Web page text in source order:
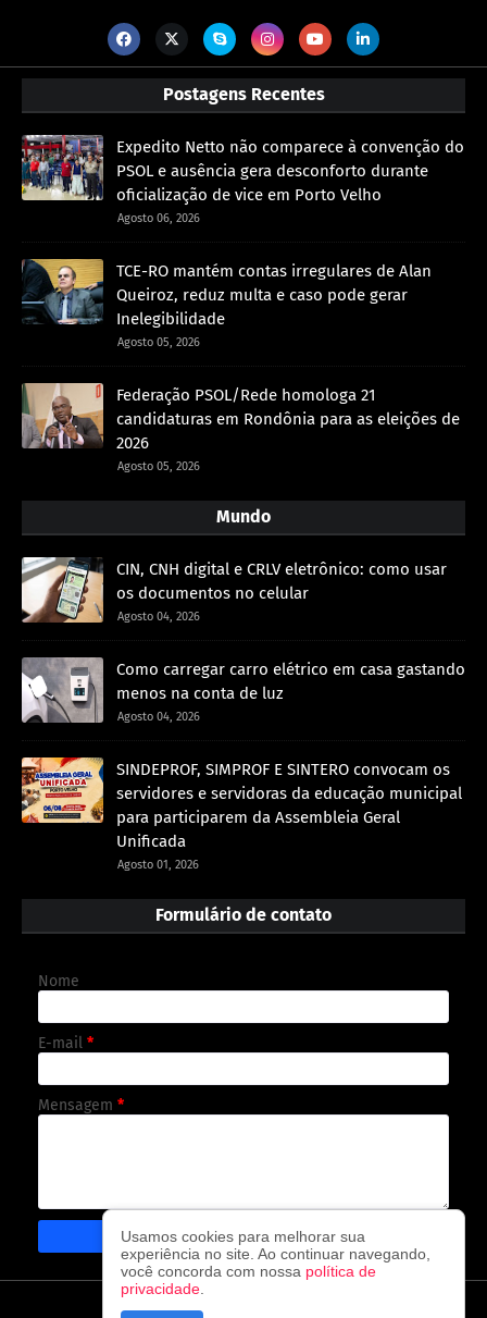
Postagens Recentes
Expedito Netto não comparece à convenção do
PSOL e ausência gera desconforto durante
oficialização de vice em Porto Velho
Agosto 06, 2026
TCE-RO mantém contas irregulares de Alan
Queiroz, reduz multa e caso pode gerar
Inelegibilidade
Agosto 05, 2026
Federação PSOL/Rede homologa 21
candidaturas em Rondônia para as eleições de
2026
Agosto 05, 2026
Mundo
CIN, CNH digital e CRLV eletrônico: como usar
os documentos no celular
Agosto 04, 2026
Como carregar carro elétrico em casa gastando
menos na conta de luz
Agosto 04, 2026
SINDEPROF, SIMPROF E SINTERO convocam os
servidores e servidoras da educação municipal
para participarem da Assembleia Geral
Unificada
Agosto 01, 2026
Formulário de contato
Nome
E-mail *
Mensagem *
CAPA CONTATO
Usamos cookies para melhorar sua
experiência no site. Ao continuar navegando,
você concorda com nossa política de
privacidade